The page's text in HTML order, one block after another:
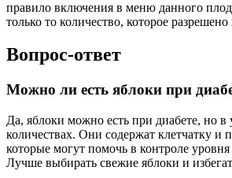
правило включения в меню данного
только то количество, которое разрешено
Вопрос-ответ
Можно ли есть яблоки при
Да, яблоки можно есть при диабете, но
количествах. Они содержат клетчатку и
которые могут помочь в контроле уровня
Лучше выбирать свежие яблоки и